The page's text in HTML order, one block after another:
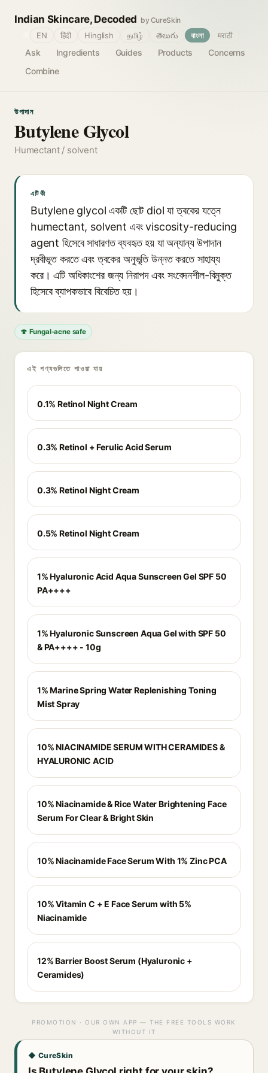
Indian Skincare, Decoded by CureSkin
Ask Ingredients Guides Products
Concerns
Combine
EN हिंदी Hinglish தமிழ் తెలుగు বাংলা मराठी
উপাদান
Butylene Glycol
Humectant / solvent
এটি কী
Butylene glycol একটি ছোট diol যা ত্বকের যত্নে
humectant, solvent এবং viscosity-reducing
agent হিসেবে সাধারণত ব্যবহৃত হয় যা অন্যান্য উপাদান
দ্রবীভূত করতে এবং ত্বকের অনুভূতি উন্নত করতে সাহায্য
করে। এটি অধিকাংশের জন্য নিরাপদ এবং সংবেদনশীল-বিমুক্ত
হিসেবে ব্যাপকভাবে বিবেচিত হয়।
🍄 Fungal-acne safe
এই পণ্যগুলিতে পাওয়া যায়
0.1% Retinol Night Cream
0.3% Retinol + Ferulic Acid Serum
0.3% Retinol Night Cream
0.5% Retinol Night Cream
1% Hyaluronic Acid Aqua Sunscreen Gel SPF 50
PA++++
1% Hyaluronic Sunscreen Aqua Gel with SPF 50
& PA++++ - 10g
1% Marine Spring Water Replenishing Toning
Mist Spray
10% NIACINAMIDE SERUM WITH CERAMIDES &
HYALURONIC ACID
10% Niacinamide & Rice Water Brightening Face
Serum For Clear & Bright Skin
10% Niacinamide Face Serum With 1% Zinc PCA
10% Vitamin C + E Face Serum with 5%
Niacinamide
12% Barrier Boost Serum (Hyaluronic +
Ceramides)
PROMOTION · OUR OWN APP — THE FREE TOOLS WORK
WITHOUT IT
◆ CureSkin